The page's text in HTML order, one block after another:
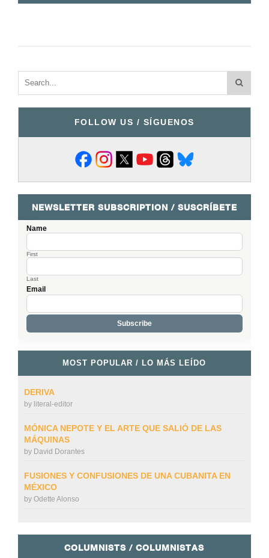
FOLLOW US / SÍGUENOS
NEWSLETTER SUBSCRIPTION / SUSCRÍBETE
Name
First
Last
Email
MOST POPULAR / LO MÁS LEÍDO
DERIVA
by literal-editor
MÓNICA NEPOTE Y EL ARTE QUE SALIÓ DE LAS
MÁQUINAS
by David Dorantes
FUSIONES Y CONFUSIONES DE UNA CUBANITA EN
MÉXICO
by Odette Alonso
COLUMNISTS / COLUMNISTAS